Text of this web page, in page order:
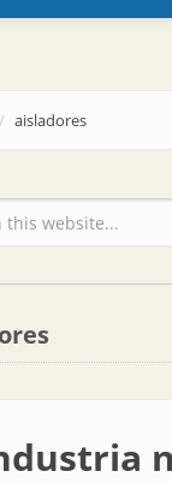
aisladores
de búsqueda